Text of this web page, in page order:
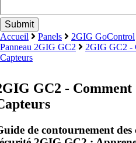
Accueil Panels 2GIG GoControl
Panneau 2GIG GC2
2GIG GC2 -
Capteurs
GC2 -
de contournement des